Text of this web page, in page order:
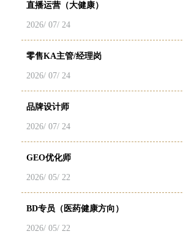
直播运营（大健康）
2026/ 07/ 24
零售KA主管/经理岗
2026/ 07/ 24
品牌设计师
2026/ 07/ 24
GEO优化师
2026/ 05/ 22
BD专员（医药健康方向）
2026/ 05/ 22